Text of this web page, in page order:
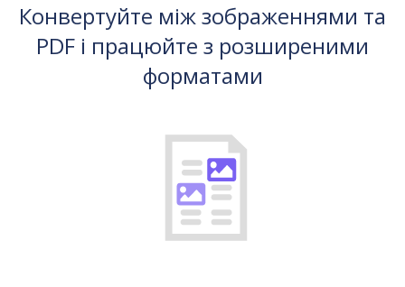
Конвертуйте між зображеннями та
PDF і працюйте з розширеними
форматами